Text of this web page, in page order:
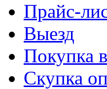
Прайс-
Выезд
Покупка
Скупка